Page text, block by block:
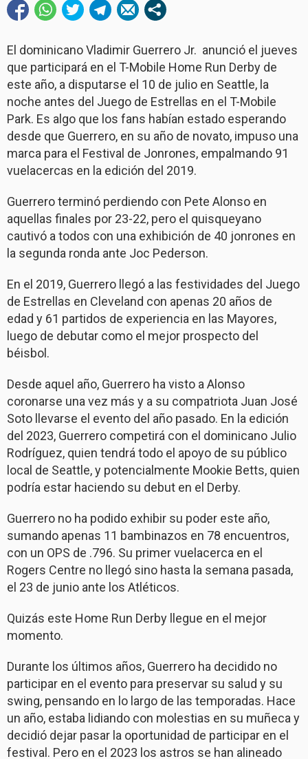
El dominicano Vladimir Guerrero Jr. anunció el jueves
que participará en el T-Mobile Home Run Derby de
este año, a disputarse el 10 de julio en Seattle, la
noche antes del Juego de Estrellas en el T-Mobile
Park. Es algo que los fans habían estado esperando
desde que Guerrero, en su año de novato, impuso una
marca para el Festival de Jonrones, empalmando 91
vuelacercas en la edición del 2019.
Guerrero terminó perdiendo con Pete Alonso en
aquellas finales por 23-22, pero el quisqueyano
cautivó a todos con una exhibición de 40 jonrones en
la segunda ronda ante Joc Pederson.
En el 2019, Guerrero llegó a las festividades del Juego
de Estrellas en Cleveland con apenas 20 años de
edad y 61 partidos de experiencia en las Mayores,
luego de debutar como el mejor prospecto del
béisbol.
Desde aquel año, Guerrero ha visto a Alonso
coronarse una vez más y a su compatriota Juan José
Soto llevarse el evento del año pasado. En la edición
del 2023, Guerrero competirá con el dominicano Julio
Rodríguez, quien tendrá todo el apoyo de su público
local de Seattle, y potencialmente Mookie Betts, quien
podría estar haciendo su debut en el Derby.
Guerrero no ha podido exhibir su poder este año,
sumando apenas 11 bambinazos en 78 encuentros,
con un OPS de .796. Su primer vuelacerca en el
Rogers Centre no llegó sino hasta la semana pasada,
el 23 de junio ante los Atléticos.
Quizás este Home Run Derby llegue en el mejor
momento.
Durante los últimos años, Guerrero ha decidido no
participar en el evento para preservar su salud y su
swing, pensando en lo largo de las temporadas. Hace
un año, estaba lidiando con molestias en su muñeca y
decidió dejar pasar la oportunidad de participar en el
festival. Pero en el 2023 los astros se han alineado